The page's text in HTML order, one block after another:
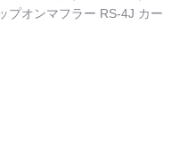
プオンマフラー RS-4J カー